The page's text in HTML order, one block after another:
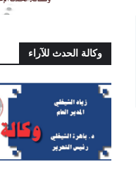
وكالة الحدث للآراء